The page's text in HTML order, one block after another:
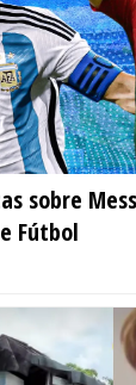
sobre
Fútbol